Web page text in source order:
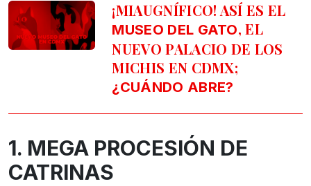
¡MIAUGNÍFICO! ASÍ ES EL
MUSEO DEL GATO, EL
NUEVO PALACIO DE LOS
MICHIS EN CDMX;
¿CUÁNDO ABRE?
1. MEGA PROCESIÓN DE
CATRINAS